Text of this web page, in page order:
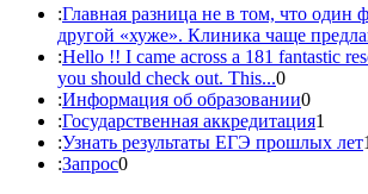
:Главная разница не в том, что один
другой «хуже». Клиника чаще
:Hello !! I came across a 181 fantastic
you should check out. This...0
:Информация об образовании0
:Государственная аккредитация1
:Узнать результаты ЕГЭ прошлых лет1
:Запрос0